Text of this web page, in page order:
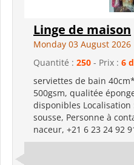
Linge de maison
Monday 03 August 2026
Quantité : 250 - Prix : 6
serviettes de bain
500gsm, qualitée
disponibles Localisation
sousse, Personne à
naceur, +21 6 23 24 92